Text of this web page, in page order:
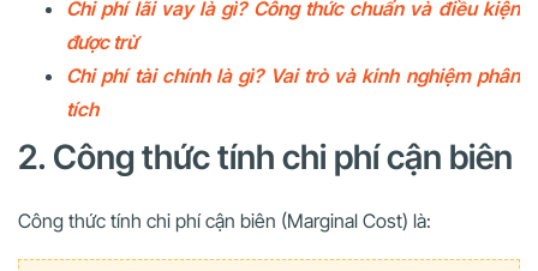
Chi phí lãi vay là gì? Công thức chuẩn và điều kiện
được trừ
Chi phí tài chính là gì? Vai trò và kinh nghiệm phân
tích
2. Công thức tính chi phí cận biên
Công thức tính chi phí cận biên (Marginal Cost) là: